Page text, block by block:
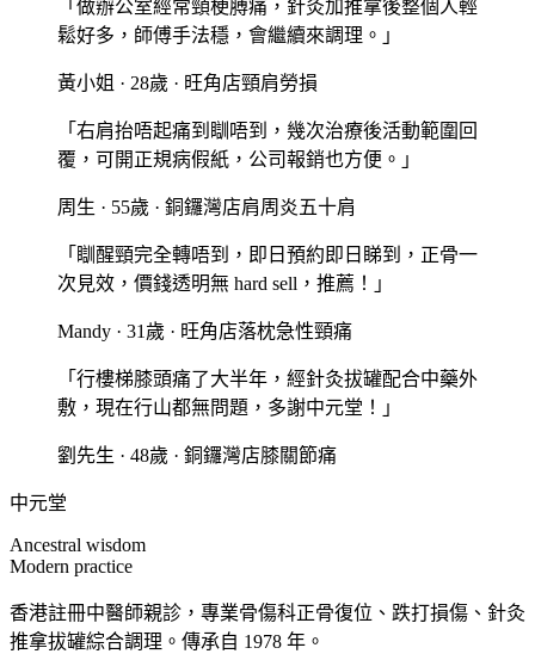
「 做辦公室經常頸梗膊痛，針灸加推拿後整個人輕
鬆好多，師傅手法穩，會繼續來調理。 」
黃小姐 · 28歲 · 旺角店頸肩勞損
「 右肩抬唔起痛到瞓唔到，幾次治療後活動範圍回
覆，可開正規病假紙，公司報銷也方便。 」
周生 · 55歲 · 銅鑼灣店肩周炎五十肩
「 瞓醒頸完全轉唔到，即日預約即日睇到，正骨一
次見效，價錢透明無 hard sell，推薦！
」
Mandy · 31歲 · 旺角店落枕急性頸痛
「 行樓梯膝頭痛了大半年，經針灸拔罐配合中藥外
敷，現在行山都無問題，多謝中元堂！
」
劉先生 · 48歲 · 銅鑼灣店膝關節痛
中元堂
Ancestral wisdom
Modern practice
香港註冊中醫師親診，專業骨傷科正骨復位、跌打損傷、針灸
推拿拔罐綜合調理。傳承自 1978 年。